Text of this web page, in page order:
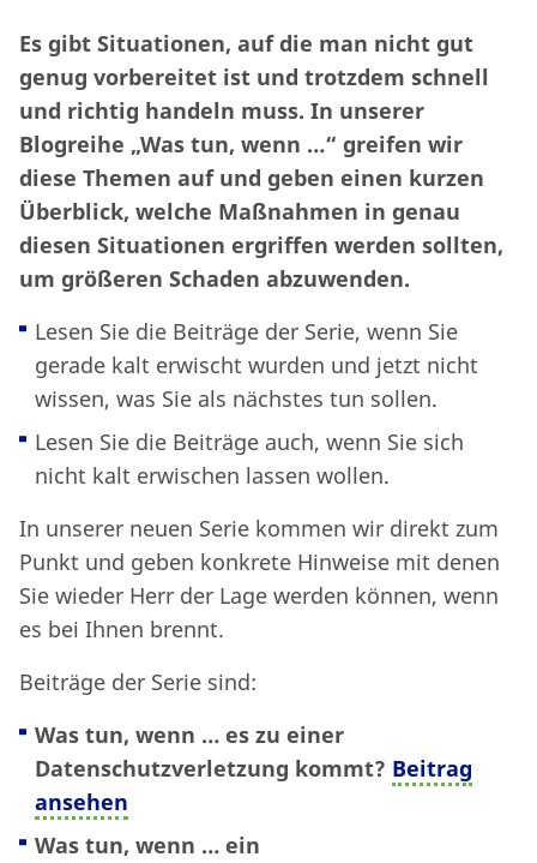
Es gibt Situationen, auf die man nicht gut
genug vorbereitet ist und trotzdem schnell
und richtig handeln muss. In unserer
Blogreihe „Was tun, wenn …“ greifen wir
diese Themen auf und geben einen kurzen
Überblick, welche Maßnahmen in genau
diesen Situationen ergriffen werden sollten,
um größeren Schaden abzuwenden.
Lesen Sie die Beiträge der Serie, wenn Sie
gerade kalt erwischt wurden und jetzt nicht
wissen, was Sie als nächstes tun sollen.
Lesen Sie die Beiträge auch, wenn Sie sich
nicht kalt erwischen lassen wollen.
In unserer neuen Serie kommen wir direkt zum
Punkt und geben konkrete Hinweise mit denen
Sie wieder Herr der Lage werden können, wenn
es bei Ihnen brennt.
Beiträge der Serie sind:
Was tun, wenn … es zu einer
Datenschutzverletzung kommt? Beitrag
ansehen
Was tun, wenn … ein